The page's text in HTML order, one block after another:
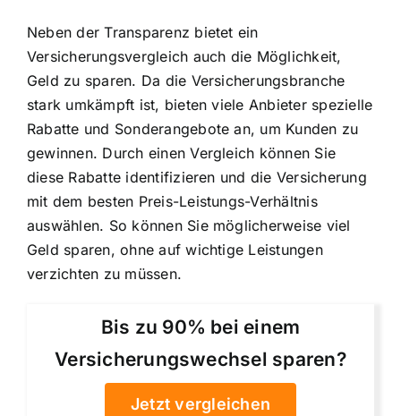
Neben der Transparenz bietet ein
Versicherungsvergleich auch die Möglichkeit,
Geld zu sparen. Da die Versicherungsbranche
stark umkämpft ist, bieten viele Anbieter spezielle
Rabatte und Sonderangebote an, um Kunden zu
gewinnen. Durch einen Vergleich können Sie
diese Rabatte identifizieren und die Versicherung
mit dem besten Preis-Leistungs-Verhältnis
auswählen. So können Sie möglicherweise viel
Geld sparen, ohne auf wichtige Leistungen
verzichten zu müssen.
Bis zu 90% bei einem
Versicherungswechsel sparen?
Jetzt vergleichen